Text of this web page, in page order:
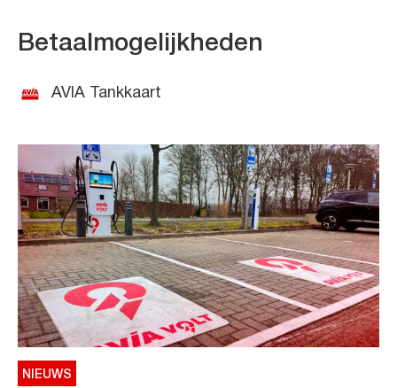
Betaalmogelijkheden
AVIA Tankkaart
NIEUWS